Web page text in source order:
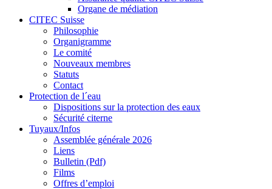
Organe de médiation
CITEC Suisse
Philosophie
Organigramme
Le comité
Nouveaux membres
Statuts
Contact
Protection de l´eau
Dispositions sur la protection des eaux
Sécurité citerne
Tuyaux/Infos
Assemblée générale 2026
Liens
Bulletin (Pdf)
Films
Offres d’emploi